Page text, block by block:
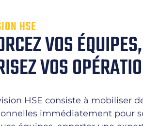
HSE
VOS ÉQUIPES,
VOS
HSE consiste à mobiliser
immédiatement pour